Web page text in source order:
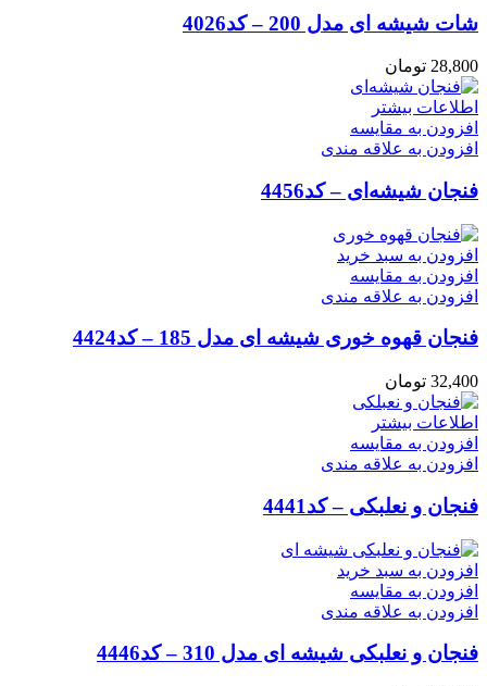
شات شیشه ای مدل 200 – کد4026
28,800 تومان
اطلاعات بیشتر
افزودن به مقایسه
افزودن به علاقه مندی
فنجان شیشه‌ای – کد4456
افزودن به سبد خرید
افزودن به مقایسه
افزودن به علاقه مندی
فنجان قهوه خوری شیشه ای مدل 185 – کد4424
32,400 تومان
اطلاعات بیشتر
افزودن به مقایسه
افزودن به علاقه مندی
فنجان و نعلبکی – کد4441
افزودن به سبد خرید
افزودن به مقایسه
افزودن به علاقه مندی
فنجان و نعلبکی شیشه ای مدل 310 – کد4446